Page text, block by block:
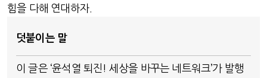
힘을 다해 연대하자
덧붙이는 말
이 글은 ‘윤석열 퇴진! 세상을 바꾸는 네트워크’가 발행